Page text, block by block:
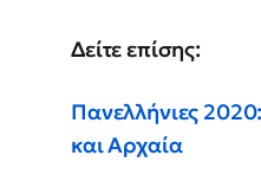
Δείτε επίσης:
Πανελλήνιες
και Αρχαία